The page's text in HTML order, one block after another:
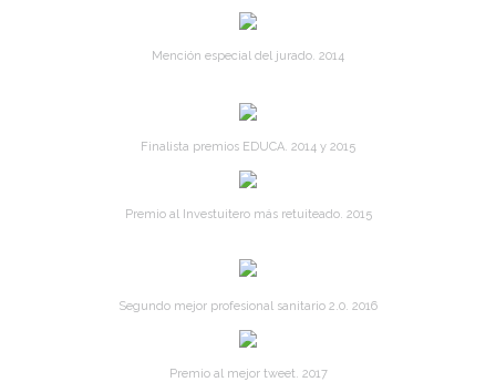
Mención especial del jurado. 2014
Finalista premios EDUCA. 2014 y 2015
Premio al Investuitero más retuiteado. 2015
Segundo mejor profesional sanitario 2.0. 2016
Premio al mejor tweet. 2017